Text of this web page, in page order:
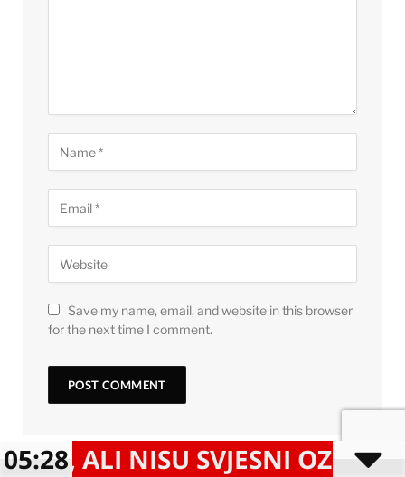
Save my name, email, and website in this browser
for the next time I comment.
SVJESNI OZBILJNIH
05:28